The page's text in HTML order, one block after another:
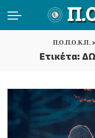
Π.Ο.Π.Ο.Κ.Π.>
Ετικέτα: